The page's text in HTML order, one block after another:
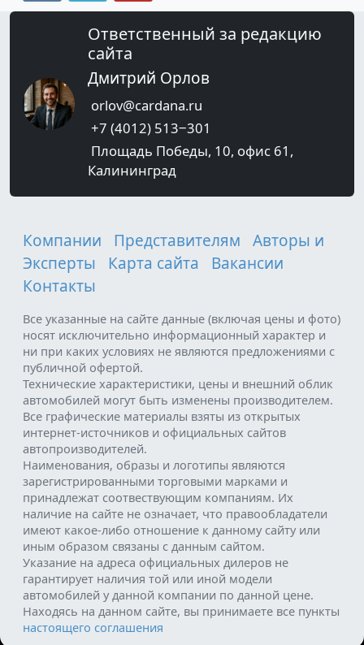
Ответственный за редакцию
сайта
Дмитрий Орлов
orlov@cardana.ru
+7 (4012) 513‒301
Площадь Победы, 10, офис 61,
Калининград
Компании Представителям
Авторы и
Эксперты
Карта сайта
Вакансии
Контакты
Все указанные на сайте данные (включая цены и фото)
носят исключительно информационный характер и
ни при каких условиях не являются предложениями с
публичной офертой.
Технические характеристики, цены и внешний облик
автомобилей могут быть изменены производителем.
Все графические материалы взяты из открытых
интернет-источников и официальных сайтов
автопроизводителей.
Наименования, образы и логотипы являются
зарегистрированными торговыми марками и
принадлежат соотвествующим компаниям. Их
наличие на сайте не означает, что правообладатели
имеют какое-либо отношение к данному сайту или
иным образом связаны с данным сайтом.
Указание на адреса официальных дилеров не
гарантирует наличия той или иной модели
автомобилей у данной компании по данной цене.
Находясь на данном сайте, вы принимаете все пункты
настоящего соглашения